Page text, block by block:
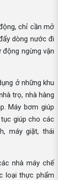
chỉ cần mở
dòng nước đi
ngừng vận
ở những khu
trọ, nhà hàng
Máy bơm giúp
giúp cho các
máy giặt, thái
nhà máy chế
loại thực phẩm